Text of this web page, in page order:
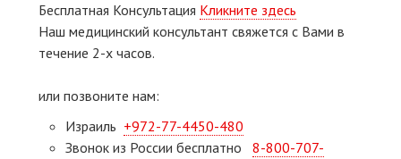
Бесплатная Консультация Кликните здесь
Наш медицинский консультант свяжeтся с Вами в
течение 2-х часов.
или позвоните нам:
Израиль +972-77-4450-480
Звонок из России бесплатно 8-800-707-